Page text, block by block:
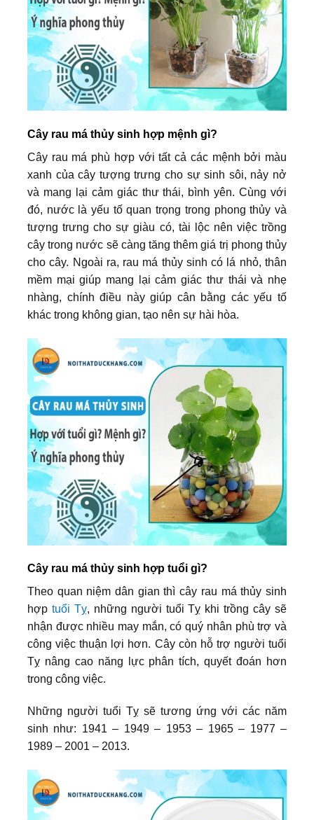
Cây rau má thủy sinh hợp mệnh gì?
Cây rau má phù hợp với tất cả các mệnh bởi màu
xanh của cây tượng trưng cho sự sinh sôi, nảy nở
và mang lại cảm giác thư thái, bình yên. Cùng với
đó, nước là yếu tố quan trọng trong phong thủy và
tượng trưng cho sự giàu có, tài lộc nên việc trồng
cây trong nước sẽ càng tăng thêm giá trị phong thủy
cho cây. Ngoài ra, rau má thủy sinh có lá nhỏ, thân
mềm mại giúp mang lại cảm giác thư thái và nhẹ
nhàng, chính điều này giúp cân bằng các yếu tố
khác trong không gian, tạo nên sự hài hòa.
Cây rau má thủy sinh hợp tuổi gì?
Theo quan niệm dân gian thì cây rau má thủy sinh
hợp tuổi Tỵ, những người tuổi Tỵ khi trồng cây sẽ
nhận được nhiều may mắn, có quý nhân phù trợ và
công việc thuận lợi hơn. Cây còn hỗ trợ người tuổi
Tỵ nâng cao năng lực phân tích, quyết đoán hơn
trong công việc.
Những người tuổi Tỵ sẽ tương ứng với các năm
sinh như: 1941 – 1949 – 1953 – 1965 – 1977 –
1989 – 2001 – 2013.